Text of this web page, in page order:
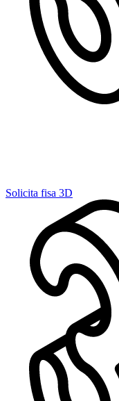
Solicita fisa 3D